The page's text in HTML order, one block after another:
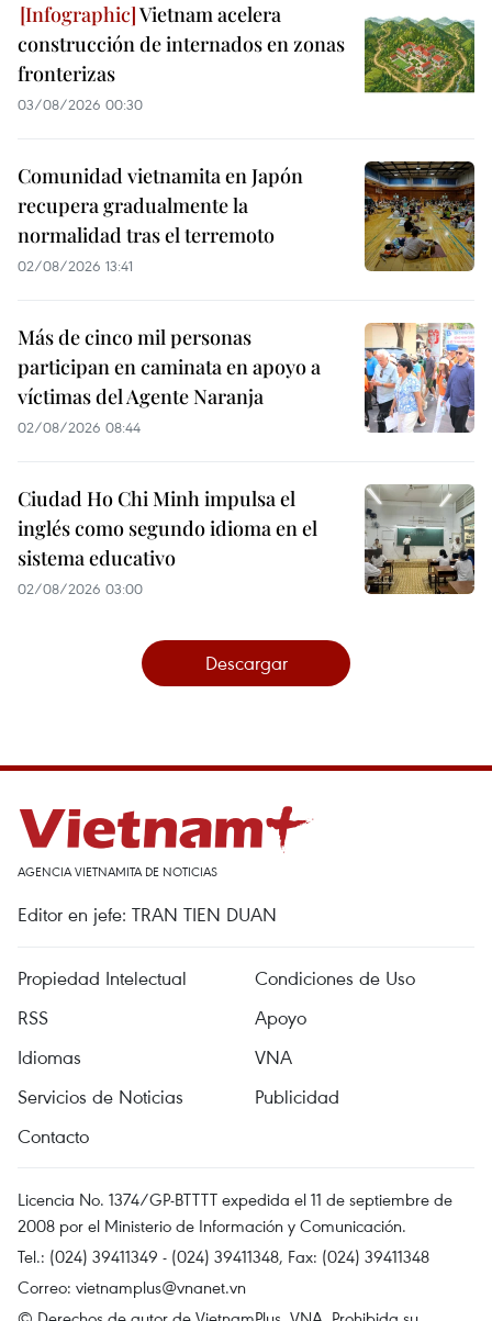
Vietnam acelera
construcción de internados en zonas
fronterizas
03/08/2026 00:30
Comunidad vietnamita en Japón
recupera gradualmente la
normalidad tras el terremoto
02/08/2026 13:41
Más de cinco mil personas
participan en caminata en apoyo a
víctimas del Agente Naranja
02/08/2026 08:44
Ciudad Ho Chi Minh impulsa el
inglés como segundo idioma en el
sistema educativo
02/08/2026 03:00
Descargar
AGENCIA VIETNAMITA DE NOTICIAS
Editor en jefe: TRAN TIEN DUAN
Propiedad Intelectual
Condiciones de Uso
RSS
Apoyo
Idiomas
VNA
Servicios de Noticias
Publicidad
Contacto
Licencia No. 1374/GP-BTTTT expedida el 11 de septiembre de
2008 por el Ministerio de Información y Comunicación.
Tel.: (024) 39411349 - (024) 39411348, Fax: (024) 39411348
Correo: vietnamplus@vnanet.vn